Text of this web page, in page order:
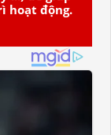
hoạt động.